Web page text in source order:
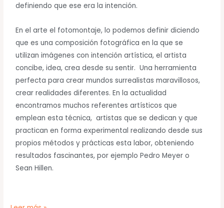
definiendo que ese era la intención.
En el arte el fotomontaje, lo podemos definir diciendo
que es una composición fotográfica en la que se
utilizan imágenes con intención artística, el artista
concibe, idea, crea desde su sentir. Una herramienta
perfecta para crear mundos surrealistas maravillosos,
crear realidades diferentes. En la actualidad
encontramos muchos referentes artísticos que
emplean esta técnica, artistas que se dedican y que
practican en forma experimental realizando desde sus
propios métodos y prácticas esta labor, obteniendo
resultados fascinantes, por ejemplo Pedro Meyer o
Sean Hillen.